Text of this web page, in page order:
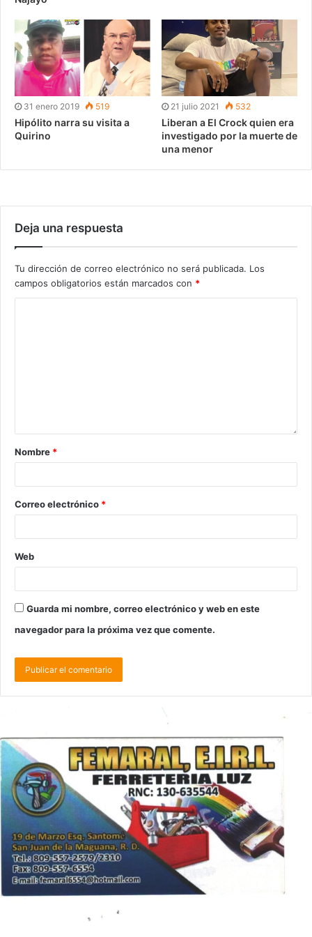
31 enero 2019 519
Hipólito narra su visita a
Quirino
21 julio 2021 532
Liberan a El Crock quien era
investigado por la muerte de
una menor
Deja una respuesta
Tu dirección de correo electrónico no será publicada. Los
campos obligatorios están marcados con *
Nombre *
Correo electrónico *
Web
Guarda mi nombre, correo electrónico y web en este
navegador para la próxima vez que comente.